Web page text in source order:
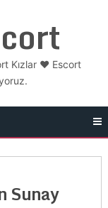
Kızlar ❤️ Escort
Sunay